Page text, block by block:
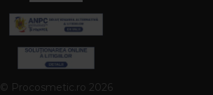
© Procosmetic.ro 2026